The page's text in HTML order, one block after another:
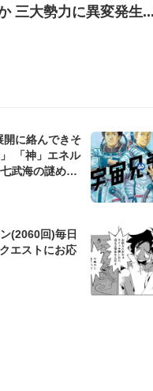
三大勢力に異変発生
開に絡んできそ
「神」エネル
武海の謎めい
(2060回)毎日
エストにお応